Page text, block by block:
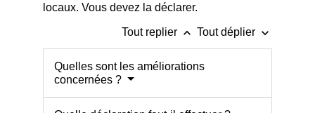
locaux. Vous devez la déclarer.
Tout replier keyboard_arrow_up Tout déplier keyboard_arrow_down
Quelles sont les améliorations
concernées ?